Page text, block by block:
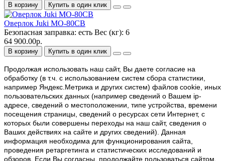
В корзину Купить в один клик
Оверлок Juki MO-80CB
Безопасная заправка: есть Вес (кг): 6
64 900.00р.
В корзину Купить в один клик
Продолжая использовать наш cайт, Вы даете согласие на
обработку (в т.ч. с использованием систем сбора статистики,
например Яндекс.Метрика и других систем) файлов cookie, иных
пользовательских данных (например сведений о Вашем ip-
адресе, сведений о местоположении, типе устройства, времени
посещения страницы, сведений о ресурсах сети Интернет, с
которых были совершены переходы на наш сайт, сведения о
Ваших действиях на сайте и других сведений). Данная
информация необходима для функционирования сайта,
проведения ретаргетинга и статистических исследований и
обзоров. Если Вы согласны, продолжайте пользоваться сайтом,